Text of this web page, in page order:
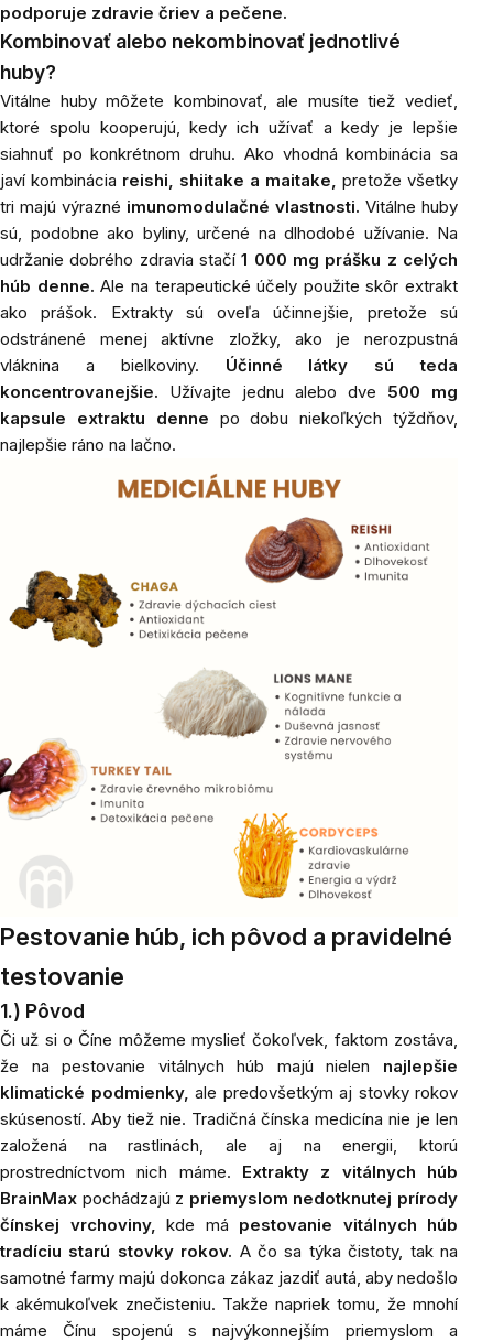
podporuje zdravie čriev a pečene.
Kombinovať alebo nekombinovať jednotlivé
huby?
Vitálne huby môžete kombinovať, ale musíte tiež vedieť,
ktoré spolu kooperujú, kedy ich užívať a kedy je lepšie
siahnuť po konkrétnom druhu. Ako vhodná kombinácia sa
javí kombinácia reishi, shiitake a maitake, pretože všetky
tri majú výrazné imunomodulačné vlastnosti. Vitálne huby
sú, podobne ako byliny, určené na dlhodobé užívanie. Na
udržanie dobrého zdravia stačí 1 000 mg prášku z celých
húb denne. Ale na terapeutické účely použite skôr extrakt
ako prášok. Extrakty sú oveľa účinnejšie, pretože sú
odstránené menej aktívne zložky, ako je nerozpustná
vláknina a bielkoviny. Účinné látky sú teda
koncentrovanejšie. Užívajte jednu alebo dve 500 mg
kapsule extraktu denne po dobu niekoľkých týždňov,
najlepšie ráno na lačno.
Pestovanie húb, ich pôvod a pravidelné
testovanie
1.) Pôvod
Či už si o Číne môžeme myslieť čokoľvek, faktom zostáva,
že na pestovanie vitálnych húb majú nielen najlepšie
klimatické podmienky, ale predovšetkým aj stovky rokov
skúseností. Aby tiež nie. Tradičná čínska medicína nie je len
založená na rastlinách, ale aj na energii, ktorú
prostredníctvom nich máme. Extrakty z vitálnych húb
BrainMax pochádzajú z priemyslom nedotknutej prírody
čínskej vrchoviny, kde má pestovanie vitálnych húb
tradíciu starú stovky rokov. A čo sa týka čistoty, tak na
samotné farmy majú dokonca zákaz jazdiť autá, aby nedošlo
k akémukoľvek znečisteniu. Takže napriek tomu, že mnohí
máme Čínu spojenú s najvýkonnejším priemyslom a